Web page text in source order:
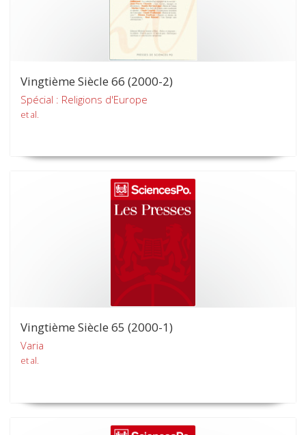
Vingtième Siècle 66 (2000-2)
Spécial : Religions d'Europe
et al.
Vingtième Siècle 65 (2000-1)
Varia
et al.